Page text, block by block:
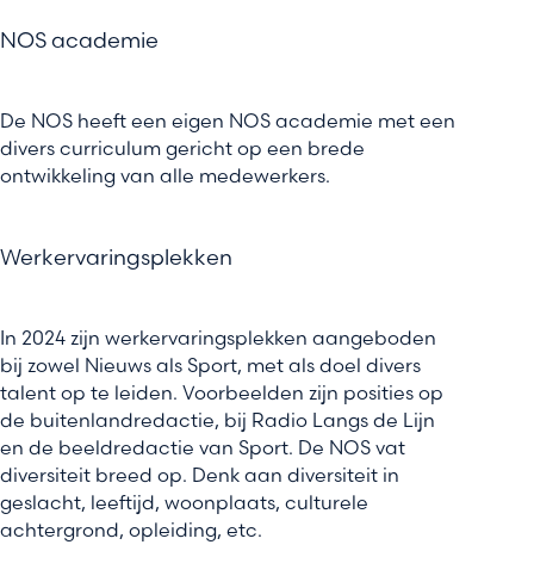
NOS academie
De NOS heeft een eigen NOS academie met een
divers curriculum gericht op een brede
ontwikkeling van alle medewerkers.
Werkervaringsplekken
In 2024 zijn werkervaringsplekken aangeboden
bij zowel Nieuws als Sport, met als doel divers
talent op te leiden. Voorbeelden zijn posities op
de buitenlandredactie, bij Radio Langs de Lijn
en de beeldredactie van Sport. De NOS vat
diversiteit breed op. Denk aan diversiteit in
geslacht, leeftijd, woonplaats, culturele
achtergrond, opleiding, etc.